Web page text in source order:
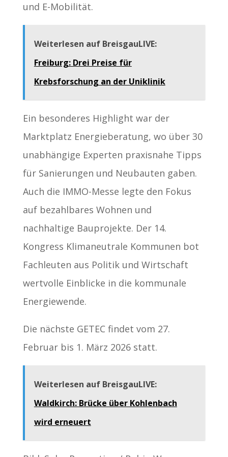
und E-Mobilität.
Weiterlesen auf BreisgauLIVE:
Freiburg: Drei Preise für
Krebsforschung an der Uniklinik
Ein besonderes Highlight war der
Marktplatz Energieberatung, wo über 30
unabhängige Experten praxisnahe Tipps
für Sanierungen und Neubauten gaben.
Auch die IMMO-Messe legte den Fokus
auf bezahlbares Wohnen und
nachhaltige Bauprojekte. Der 14.
Kongress Klimaneutrale Kommunen bot
Fachleuten aus Politik und Wirtschaft
wertvolle Einblicke in die kommunale
Energiewende.
Die nächste GETEC findet vom 27.
Februar bis 1. März 2026 statt.
Weiterlesen auf BreisgauLIVE:
Waldkirch: Brücke über Kohlenbach
wird erneuert